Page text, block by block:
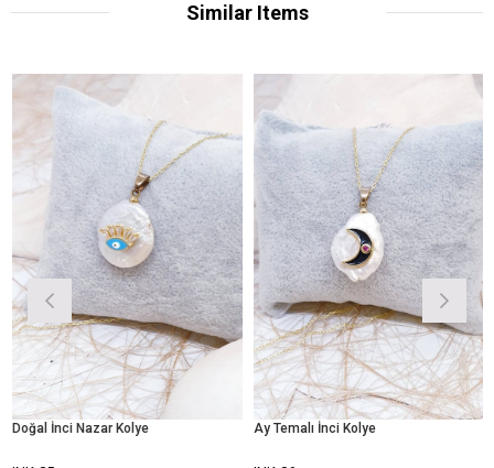
Similar Items
İnci Nazar Kolye Ay Temalı İnci Kolye